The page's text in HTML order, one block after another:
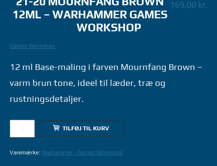
169,00 kr.
12ML – WARHAMMER GAMES
WORKSHOP
Games Workshop
12 ml Base-maling i farven Mournfang Brown –
varm brun tone, ideel til læder, træ og
rustningsdetaljer.
20
MOURNFANG
TILFØJ TIL KURV
Varemærke: Warhammer - Games Workshop